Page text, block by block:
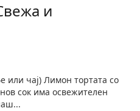
и
или чај) Лимон тортата со
сок има освежителен